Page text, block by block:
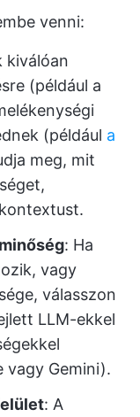
venni:
kiválóan
(például a
(például a
meg, mit
: Ha
vagy
válasszon
LLM-ekkel
vagy Gemini).
: A